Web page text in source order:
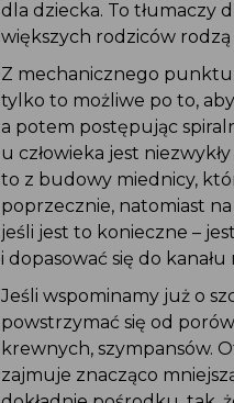
dla dziecka. To tłumaczy
większych rodziców rodzą
Z mechanicznego punktu
tylko to możliwe po to,
a potem postępując
u człowieka jest
to z budowy miednicy,
poprzecznie, natomiast
jeśli jest to konieczne –
i dopasować się do
Jeśli wspominamy już o
powstrzymać się od
krewnych, szympansów.
zajmuje znacząco